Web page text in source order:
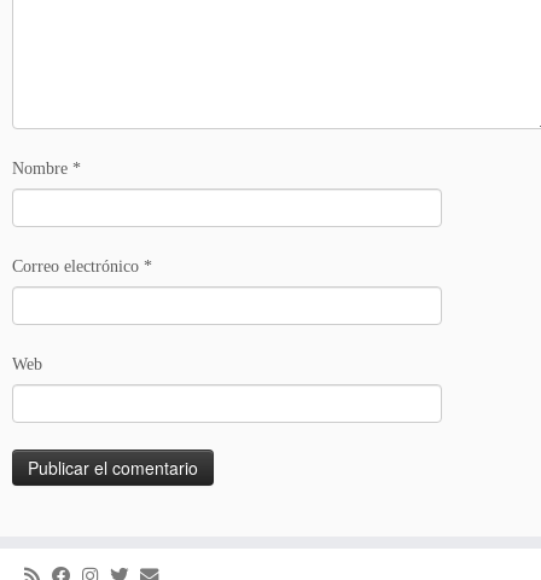
Nombre *
Correo electrónico *
Web